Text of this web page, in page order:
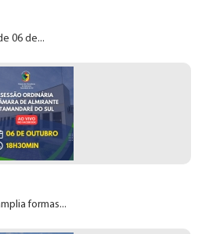
06 de...
formas...